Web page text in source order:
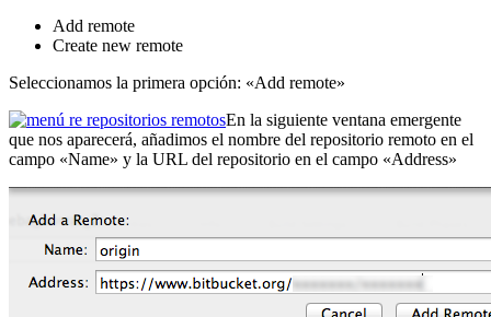
Add remote
Create new remote
Seleccionamos la primera opción: «Add remote»
En la siguiente ventana emergente
que nos aparecerá, añadimos el nombre del repositorio remoto en el
campo «Name» y la URL del repositorio en el campo «Address»